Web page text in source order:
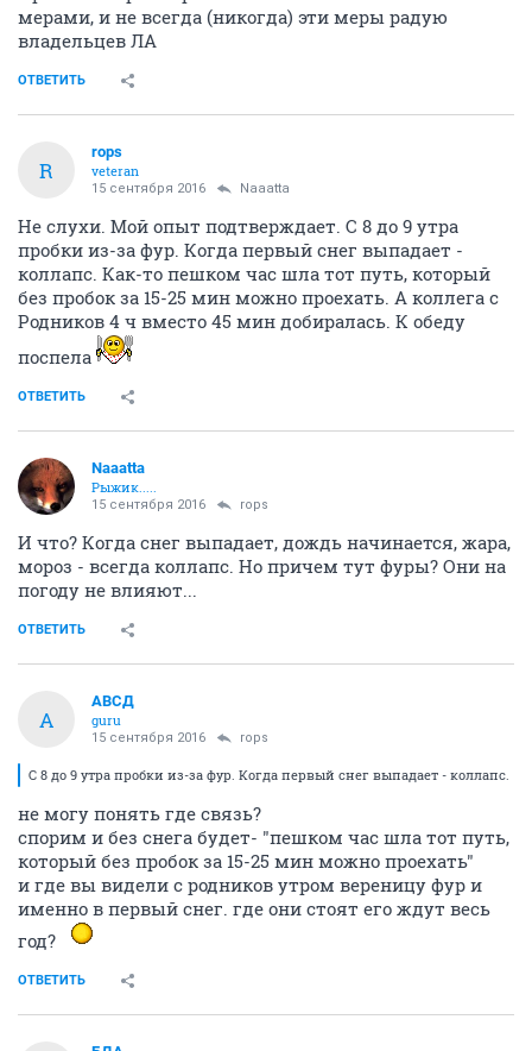
мерами, и не всегда (никогда) эти меры радую
владельцев ЛА
ОТВЕТИТЬ
R
rops
veteran
15 сентября 2016 Naaatta
Не слухи. Мой опыт подтверждает. С 8 до 9 утра
пробки из-за фур. Когда первый снег выпадает -
коллапс. Как-то пешком час шла тот путь, который
без пробок за 15-25 мин можно проехать. А коллега с
Родников 4 ч вместо 45 мин добиралась. К обеду
поспела
ОТВЕТИТЬ
Naaatta
Рыжик.....
15 сентября 2016 rops
И что? Когда снег выпадает, дождь начинается, жара,
мороз - всегда коллапс. Но причем тут фуры? Они на
погоду не влияют...
ОТВЕТИТЬ
А
АВСД
guru
15 сентября 2016 rops
С 8 до 9 утра пробки из-за фур. Когда первый снег выпадает - коллапс.
не могу понять где связь?
спорим и без снега будет- "пешком час шла тот путь,
который без пробок за 15-25 мин можно проехать"
и где вы видели с родников утром вереницу фур и
именно в первый снег. где они стоят его ждут весь
год?
ОТВЕТИТЬ